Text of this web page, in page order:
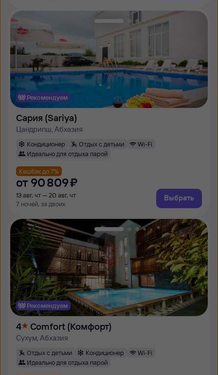
Рекомендуем
Сария (Sariya)
Цандрипш, Абхазия
Кондиционер Отдых с детьми
Wi-Fi
Идеально для отдыха парой
Кешбэк до 7%
от 90 ⁠809 ⁠₽
13 авг, чт — 20 авг, чт
7 ночей, за двоих
Выбрать
Рекомендуем
4 Comfort (Комфорт)
Сухум, Абхазия
Отдых с детьми Кондиционер
Wi-Fi
Идеально для отдыха парой